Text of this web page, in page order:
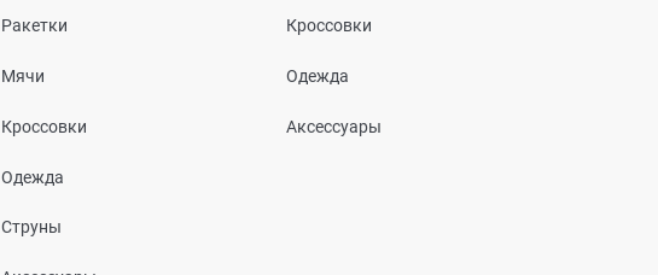
Ракетки
Мячи
Кроссовки
Одежда
Струны
Кроссовки
Одежда
Аксессуары